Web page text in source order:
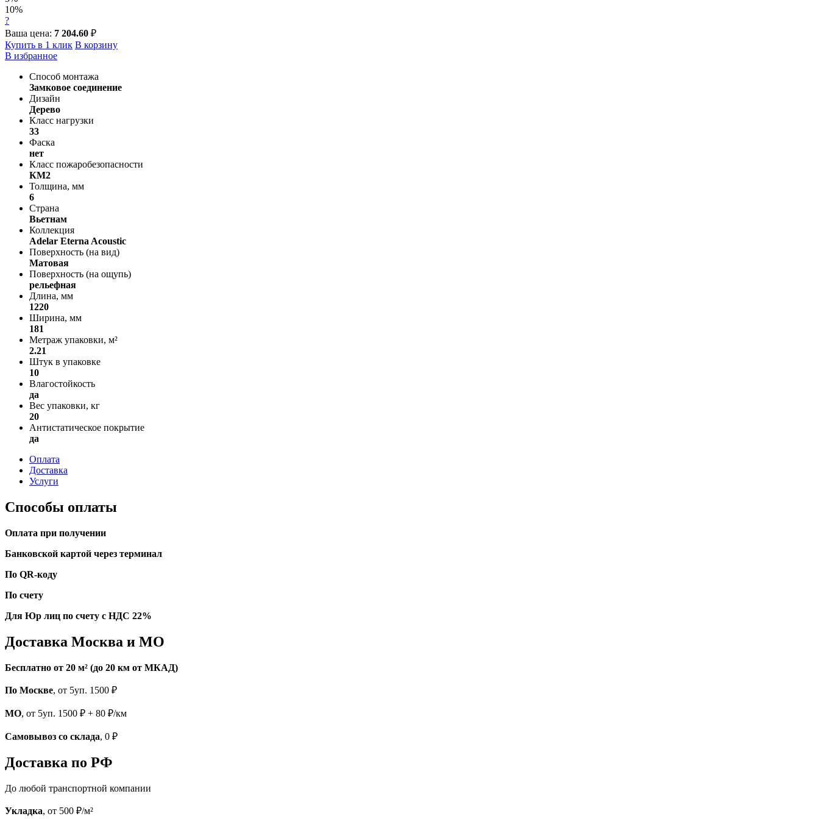
10%
?
Ваша цена: 7 204.60 ₽
Купить в 1 клик В корзину
В избранное
Способ монтажа
Замковое соединение
Дизайн
Дерево
Класс нагрузки
33
Фаска
нет
Класс пожаробезопасности
КМ2
Толщина, мм
6
Страна
Вьетнам
Коллекция
Adelar Eterna Acoustic
Поверхность (на вид)
Матовая
Поверхность (на ощупь)
рельефная
Длина, мм
1220
Ширина, мм
181
Метраж упаковки, м²
2.21
Штук в упаковке
10
Влагостойкость
да
Вес упаковки, кг
20
Антистатическое покрытие
да
Оплата
Доставка
Услуги
Способы оплаты
Оплата при получении
Банковской картой через терминал
По QR-коду
По счету
Для Юр лиц по счету с НДС 22%
Доставка Москва и МО
Бесплатно от 20 м² (до 20 км от МКАД)
По Москве, от 5уп. 1500 ₽
МО, от 5уп. 1500 ₽ + 80 ₽/км
Самовывоз со склада, 0 ₽
Доставка по РФ
До любой транспортной компании
Укладка, от 500 ₽/м²